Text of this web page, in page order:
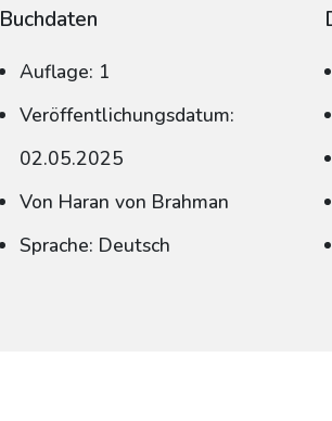
Buchdaten
Auflage: 1
Veröffentlichungsdatum:
02.05.2025
Von Haran von Brahman
Sprache: Deutsch